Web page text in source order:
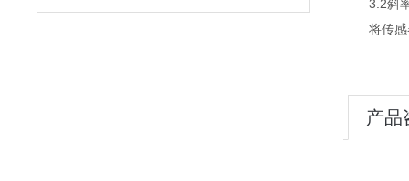
3.2斜率
将传感器
产品